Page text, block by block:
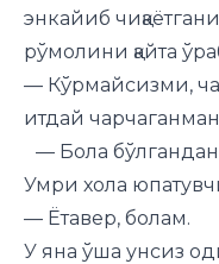
энкайиб
рўмолини қайта
— Кўрмайсизми,
итдай
— Бола
Умри хола
— Ётавер, болам.
У яна ўша унсиз